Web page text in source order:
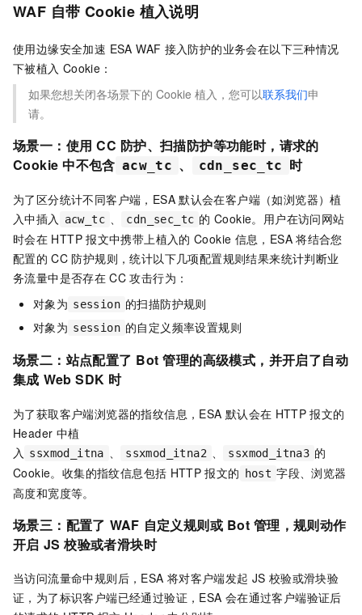
WAF 自带 Cookie 植入说明
使用边缘安全加速 ESA WAF 接入防护的业务会在以下三种情况
下被植入 Cookie：
如果您想关闭各场景下的 Cookie 植入，您可以联系我们申
请。
场景一：使用 CC 防护、扫描防护等功能时，请求的
Cookie 中不包含 acw_tc 、 cdn_sec_tc 时
为了区分统计不同客户端， ESA 默认会在客户端（如浏览器）植
入中插入
acw_tc cdn_sec_tc 的 Cookie。用户在访问网站
时会在 HTTP 报文中携带上植入的 Cookie 信息， ESA 将结合您
配置的 CC 防护规则，统计以下几项配置规则结果来统计判断业
务流量中是否存在 CC 攻击行为：
对象为 session 的扫描防护规则
对象为 session 的自定义频率设置规则
场景二：站点配置了 Bot 管理的高级模式，并开启了自动
集成 Web SDK 时
为了获取客户端浏览器的指纹信息， ESA 默认会在 HTTP 报文的
Header 中植
入
ssxmod_itna ssxmod_itna2 ssxmod_itna3 的
Cookie。收集的指纹信息包括 HTTP 报文的 host 字段、浏览器
高度和宽度等。
场景三：配置了 WAF 自定义规则或 Bot 管理，规则动作
开启 JS 校验或者滑块时
当访问流量命中规则后， ESA 将对客户端发起 JS 校验或滑块验
证，为了标识客户端已经通过验证， ESA 会在通过客户端验证后